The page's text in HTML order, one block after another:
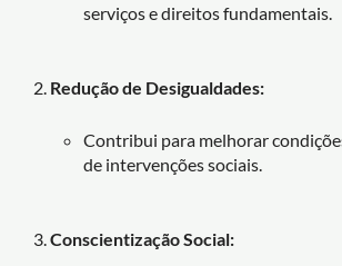
serviços e direitos fundamentais.
Redução de Desigualdades:
Contribui para melhorar
de intervenções sociais.
Conscientização Social: